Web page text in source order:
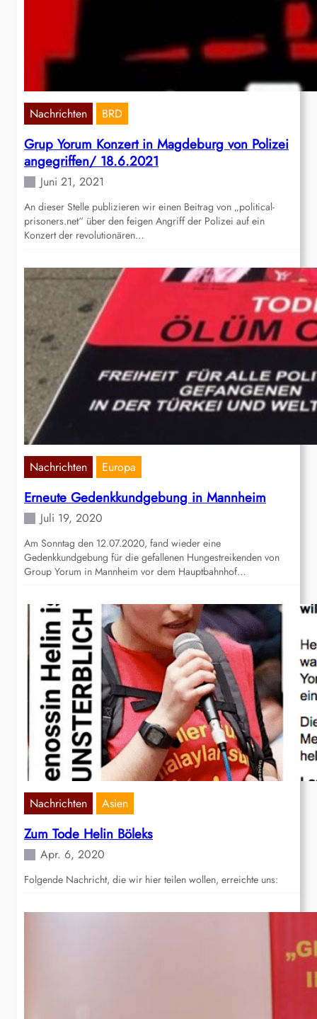
Nachrichten BRD
Grup Yorum Konzert in Magdeburg von Polizei
angegriffen/ 18.6.2021
Juni 21, 2021
An dieser Stelle publizieren wir einen Beitrag von „political-
prisoners.net“ über den feigen Angriff der Polizei auf ein
Konzert der revolutionären…
Nachrichten Europa
Erneute Gedenkkundgebung in Mannheim
Juli 19, 2020
Am Sonntag den 12.07.2020, fand wieder eine
Gedenkkundgebung für die gefallenen Hungestreikenden von
Group Yorum in Mannheim vor dem Hauptbahnhof…
Nachrichten Asien
Zum Tode Helin Böleks
Apr. 6, 2020
Folgende Nachricht, die wir hier teilen wollen, erreichte uns: